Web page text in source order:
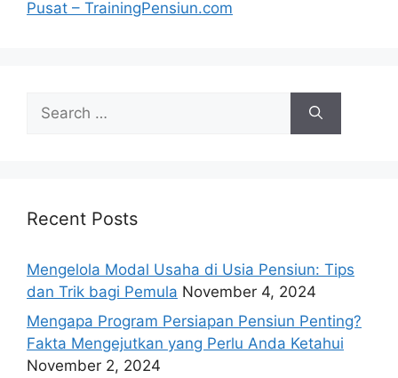
Mengelola Modal Usaha di Usia Pensiun: Tips
dan Trik bagi Pemula
November 4, 2024
Langkah-langkah Memulai Bisnis Ternak untuk
2024
Bagaimana Pelatihan Kewirausahaan Bisa
Menumbuhkan Kemandirian Finansial di Masa
Pensiun? October 31, 2024
Mengapa Pelatihan Kewirausahaan Penting